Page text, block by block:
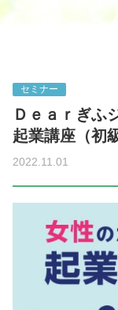
セミナー
Ｄｅａｒぎふ
起業講座（初
2022.11.01